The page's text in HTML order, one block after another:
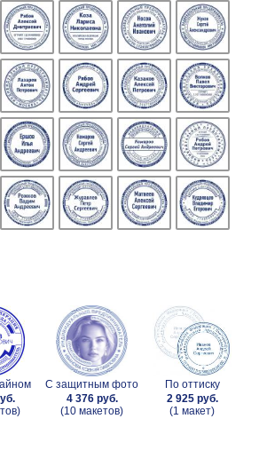
С защитным фото
4 376 руб.
(10 макетов)
По оттиску
2 925 руб.
(1 макет)